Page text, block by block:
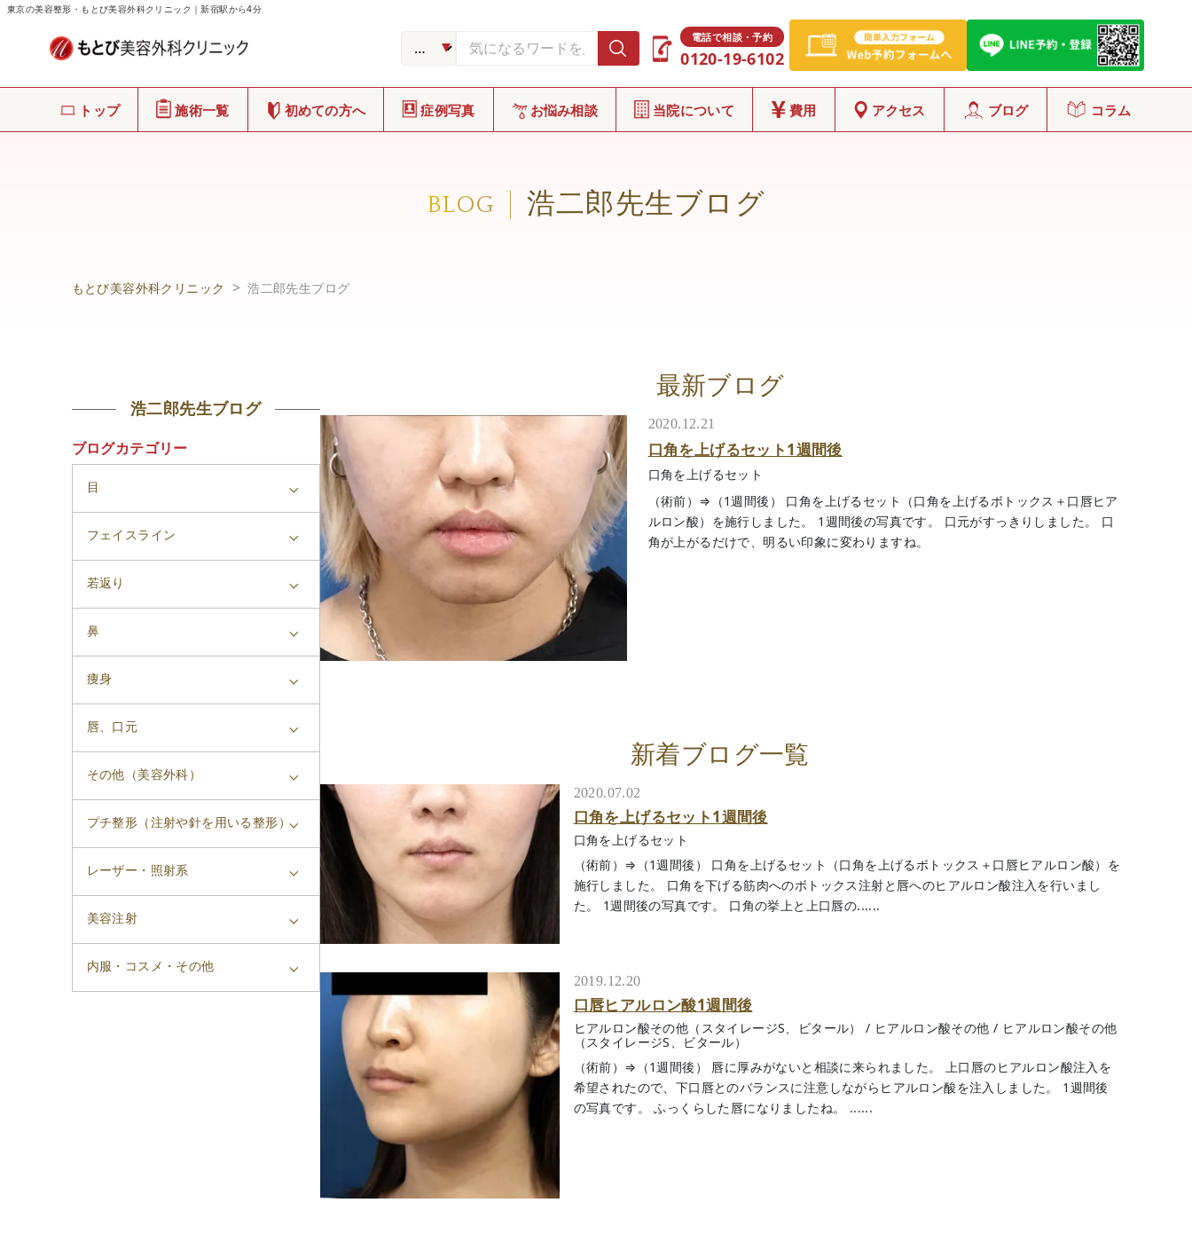
東京の美容整形・もとび美容外科クリニック｜新宿駅から4分
電話で相談・予約
0120-19-6102
トップ 施術一覧 初めての方へ 症例写真 お悩み相談 当院について 費用 アクセス ブログ コラム
BLOG 浩二郎先生ブログ
もとび美容外科クリニック 浩二郎先生ブログ
浩二郎先生ブログ
ブログカテゴリー
目
フェイスライン
若返り
鼻
痩身
唇、口元
その他（美容外科）
プチ整形（注射や針を用いる整形）
レーザー・照射系
美容注射
内服・コスメ・その他
最新ブログ
2020.12.21
口角を上げるセット1週間後
口角を上げるセット
（術前）⇒（1週間後） 口角を上げるセット（口角を上げるボトックス＋口唇ヒア
ルロン酸）を施行しました。 1週間後の写真です。 口元がすっきりしました。 口
角が上がるだけで、明るい印象に変わりますね。
新着ブログ一覧
2020.07.02
口角を上げるセット1週間後
口角を上げるセット
（術前）⇒（1週間後） 口角を上げるセット（口角を上げるボトックス＋口唇ヒアルロン酸）を
施行しました。 口角を下げる筋肉へのボトックス注射と唇へのヒアルロン酸注入を行いまし
た。 1週間後の写真です。 口角の挙上と上口唇の......
2019.12.20
口唇ヒアルロン酸1週間後
ヒアルロン酸その他（スタイレージS、ビタール） / ヒアルロン酸その他 / ヒアルロン酸その他
（スタイレージS、ビタール）
（術前）⇒（1週間後） 唇に厚みがないと相談に来られました。 上口唇のヒアルロン酸注入を
希望されたので、下口唇とのバランスに注意しながらヒアルロン酸を注入しました。 1週間後
の写真です。 ふっくらした唇になりましたね。 ......